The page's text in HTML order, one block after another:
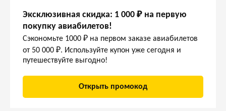
Эксклюзивная скидка: 1 000 ₽ на первую
покупку авиабилетов!
Сэкономьте 1000 ₽ на первом заказе авиабилетов
от 50 000 ₽. Используйте купон уже сегодня и
путешествуйте выгодно!
Открыть промокод